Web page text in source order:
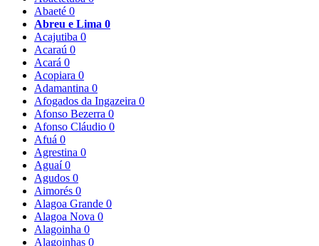
Abaeté 0
Abreu e Lima 0
Acajutiba 0
Acaraú 0
Acará 0
Acopiara 0
Adamantina 0
Afogados da Ingazeira 0
Afonso Bezerra 0
Afonso Cláudio 0
Afuá 0
Agrestina 0
Aguaí0
Agudos 0
Aimorés 0
Alagoa Grande 0
Alagoa Nova 0
Alagoinha 0
Alagoinhas 0